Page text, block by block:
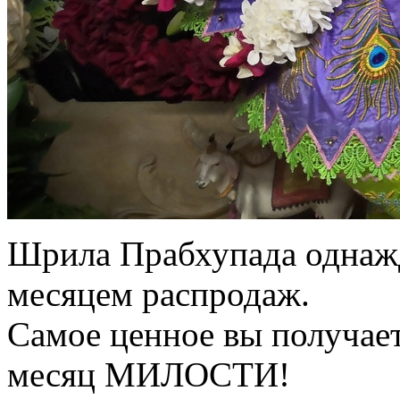
Шрила Прабхупада
месяцем распродаж.
Самое ценное вы
месяц МИЛОСТИ!